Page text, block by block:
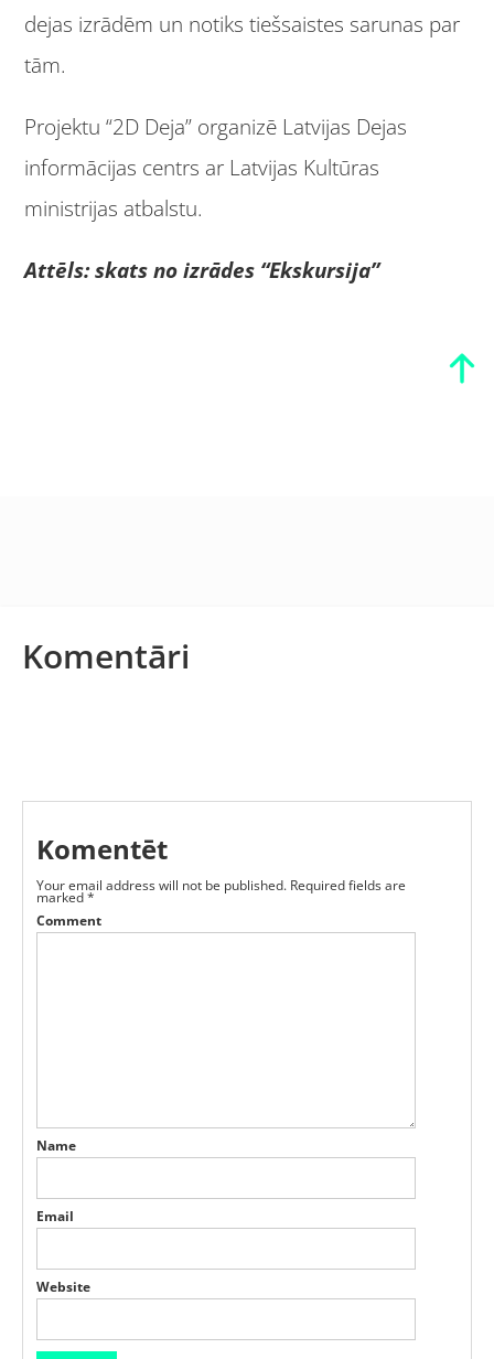
dejas izrādēm un notiks tiešsaistes sarunas par
tām.
Projektu “2D Deja” organizē Latvijas Dejas
informācijas centrs ar Latvijas Kultūras
ministrijas atbalstu.
Attēls:skats no izrādes “Ekskursija”
Komentāri
Komentēt
Your email address will not be published. Required fields are
marked*
Comment
Name
Email
Website